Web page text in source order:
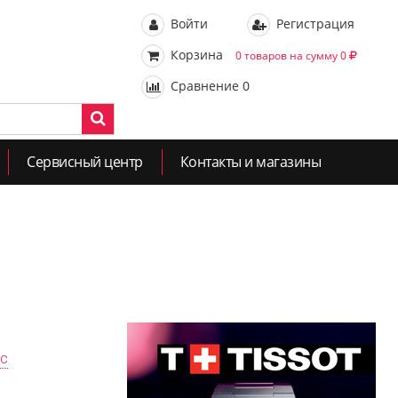
Войти
Регистрация
Корзина
0 товаров на сумму 0
Сравнение 0
Сервисный центр Контакты и магазины